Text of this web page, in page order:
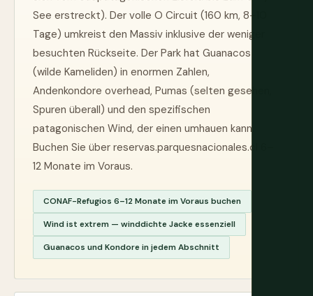
See erstreckt). Der volle O Circuit (160 km, 8–10
Tage) umkreist den Massiv inklusive der weniger
besuchten Rückseite. Der Park hat Guanacos
(wilde Kameliden) in enormen Zahlen,
Andenkondore overhead, Pumas (selten gesehen,
Spuren überall) und den spezifischen
patagonischen Wind, der einen umhauen kann.
Buchen Sie über reservas.parquesnacionales.cl 6–
12 Monate im Voraus.
CONAF-Refugios 6–12 Monate im Voraus buchen
Wind ist extrem — winddichte Jacke essenziell
Guanacos und Kondore in jedem Abschnitt